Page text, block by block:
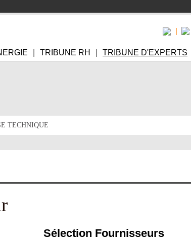
TRIBUNE RH TRIBUNE D'EXPERTS
TECHNIQUE
Sélection Fournisseurs